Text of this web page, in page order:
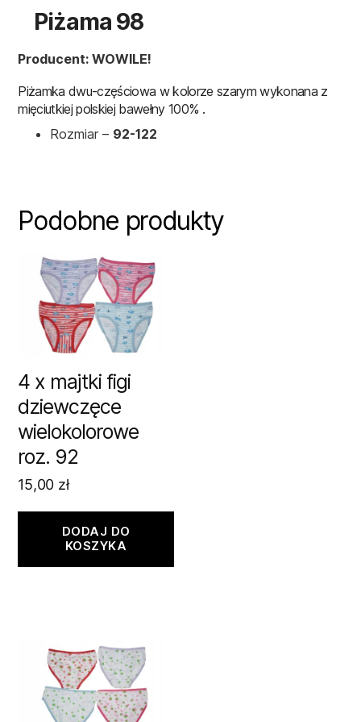
Piżama 98
Producent: WOWILE!
Piżamka dwu-częściowa w kolorze szarym wykonana z
mięciutkiej polskiej bawełny 100% .
Rozmiar – 92-122
Podobne produkty
4 x majtki figi
dziewczęce
wielokolorowe
roz. 92
15,00 zł
DODAJ DO
KOSZYKA